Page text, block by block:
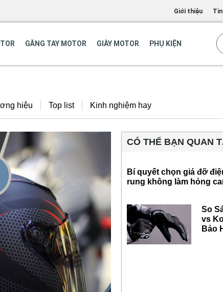
Giới thiệu
GĂNG TAY MOTOR GIÀY MOTOR PHỤ KIỆN
hiệu Top list Kinh nghiệm hay
CÓ THỂ BẠN QUAN
Bí quyết chọn giá đỡ
rung không làm hỏng
So
vs
Bảo